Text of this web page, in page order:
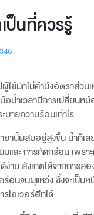
ป็นที่ควรรู้
ใช้มักไม่คำนึงอัตราส่ว
อน้ำเวลามีการเปลี่ยนห
บายความร้อนเท่าไร
ยานี้ผสมอยู่สูงขึ้น น้ำก็
ละ การกัดกร่อน เพรา
ด้ง่าย สังเกตได้จากกา
อนจนผุแหว่ง ซึ่งจะเป็น
โอเวอร์ฮีทได้